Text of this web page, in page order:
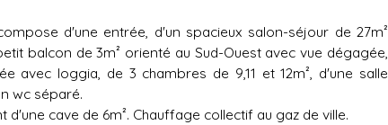
d'une entrée, d'un spacieux salon-séjour de 27m²
balcon de 3m² orienté au Sud-Ouest avec vue dégagée,
avec loggia, de 3 chambres de 9,11 et 12m², d'une salle
wc séparé.
d'une cave de 6m². Chauffage collectif au gaz de ville.